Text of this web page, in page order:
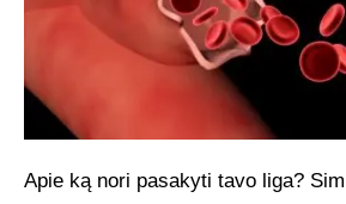
Apie ką nori pasakyti tavo liga?